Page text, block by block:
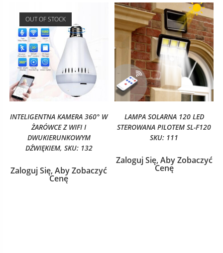
OUT OF STOCK
INTELIGENTNA KAMERA 360° W
ŻARÓWCE Z WIFI I
DWUKIERUNKOWYM
DŹWIĘKIEM, SKU: 132
Zaloguj Się, Aby Zobaczyć
Cenę
LAMPA SOLARNA 120 LED
STEROWANA PILOTEM SL-F120
SKU: 111
Zaloguj Się, Aby Zobaczyć
Cenę